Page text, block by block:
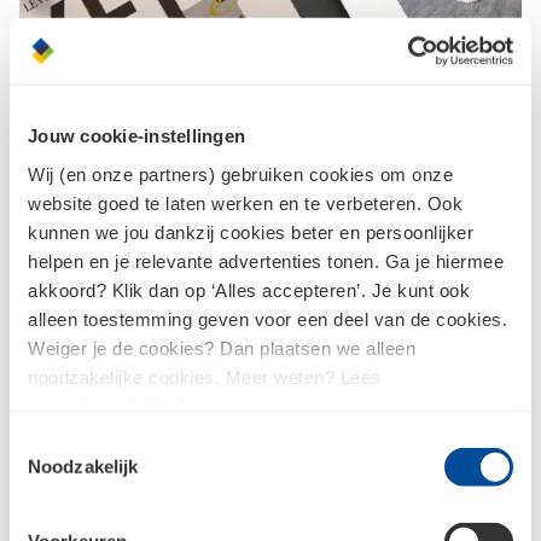
Jouw cookie-instellingen
Wij (en onze partners) gebruiken cookies om onze
website goed te laten werken en te verbeteren. Ook
kunnen we jou dankzij cookies beter en persoonlijker
helpen en je relevante advertenties tonen. Ga je hiermee
akkoord? Klik dan op ‘Alles accepteren’. Je kunt ook
alleen toestemming geven voor een deel van de cookies.
Weiger je de cookies? Dan plaatsen we alleen
noodzakelijke cookies. Meer weten? Lees
Noodzakelijk
Doe ideeën op
Het Bouwcenter
keukenmagazine
Pagina's bomvol keukeninspiratie
Gratis keukenmagazine aanvragen